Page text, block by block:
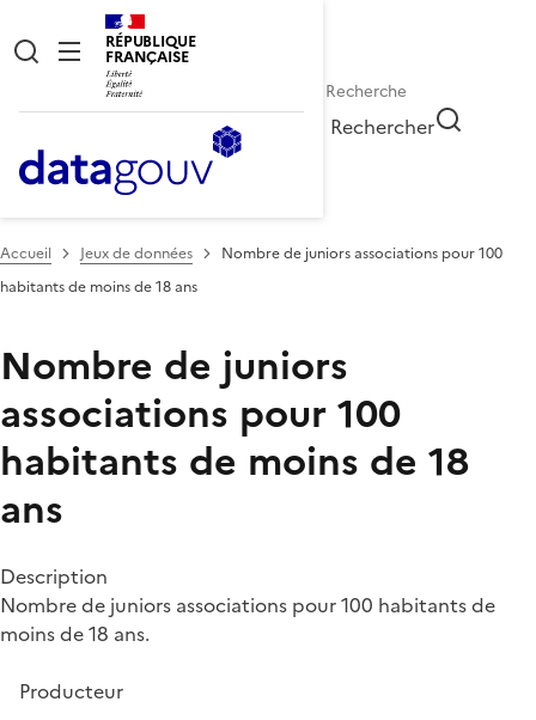
RÉPUBLIQUE
FRANÇAISE
Rechercher
Accueil Jeux de données
Nombre de juniors associations pour 100
habitants de moins de 18 ans
Nombre de juniors
associations pour 100
habitants de moins de 18
ans
Description
Nombre de juniors associations pour 100 habitants de
moins de 18 ans.
Producteur